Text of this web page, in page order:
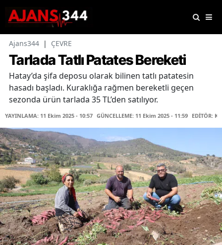
Ajans344 | ÇEVRE
Tarlada Tatlı Patates Bereketi
Hatay’da şifa deposu olarak bilinen tatlı patatesin
hasadı başladı. Kuraklığa rağmen bereketli geçen
sezonda ürün tarlada 35 TL’den satılıyor.
YAYINLAMA: 11 Ekim 2025 - 10:57 GÜNCELLEME: 11 Ekim 2025 - 11:59 EDİTÖR: